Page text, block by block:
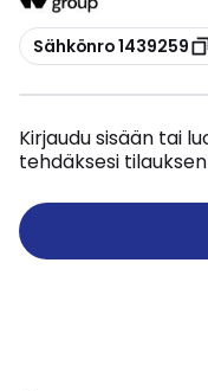
Kopioi
Sähkönro 1439259
Kirjaudu sisään tai
tehdäksesi tilauksen